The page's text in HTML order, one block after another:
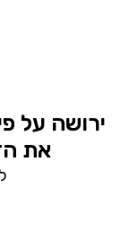
ירושה על
את